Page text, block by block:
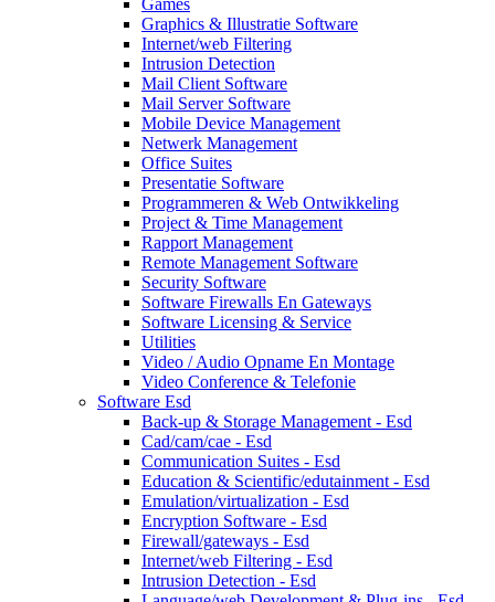
Graphics & Illustratie Software
Internet/web Filtering
Intrusion Detection
Mail Client Software
Mail Server Software
Mobile Device Management
Netwerk Management
Office Suites
Presentatie Software
Programmeren & Web Ontwikkeling
Project & Time Management
Rapport Management
Remote Management Software
Security Software
Software Firewalls En Gateways
Software Licensing & Service
Utilities
Video / Audio Opname En Montage
Video Conference & Telefonie
Software Esd
Back-up & Storage Management - Esd
Cad/cam/cae - Esd
Communication Suites - Esd
Education & Scientific/edutainment - Esd
Emulation/virtualization - Esd
Encryption Software - Esd
Firewall/gateways - Esd
Internet/web Filtering - Esd
Intrusion Detection - Esd